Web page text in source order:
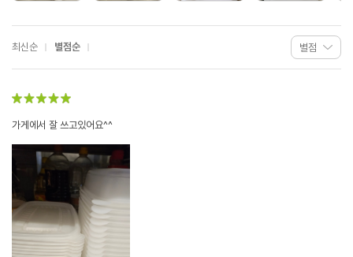
최신순 별점순
가게에서 잘 쓰고있어요^^